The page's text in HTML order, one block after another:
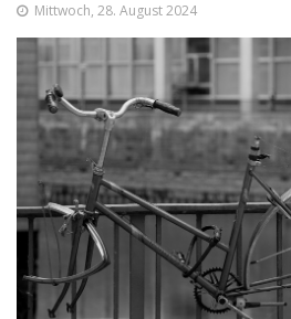
Mittwoch, 28. August 2024